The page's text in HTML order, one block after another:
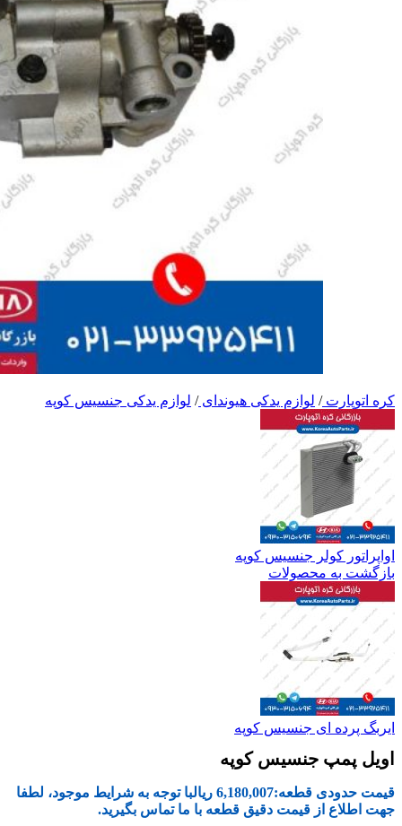
کره اتوپارت/ لوازم یدکی هیوندای/ لوازم یدکی جنسیس کوپه
اواپراتور کولر جنسیس کوپه
بازگشت به محصولات
ایربگ پرده ای جنسیس کوپه
اویل پمپ جنسیس کوپه
قیمت حدودی قطعه:6,180,007 ریالبا توجه به شرایط موجود، لطفا
جهت اطلاع از قیمت دقیق قطعه با ما تماس بگیرید.